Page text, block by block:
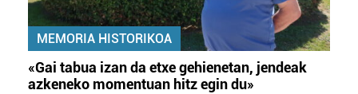
MEMORIA HISTORIKOA
«Gai tabua izan da etxe gehienetan, jendeak
azkeneko momentuan hitz egin du»